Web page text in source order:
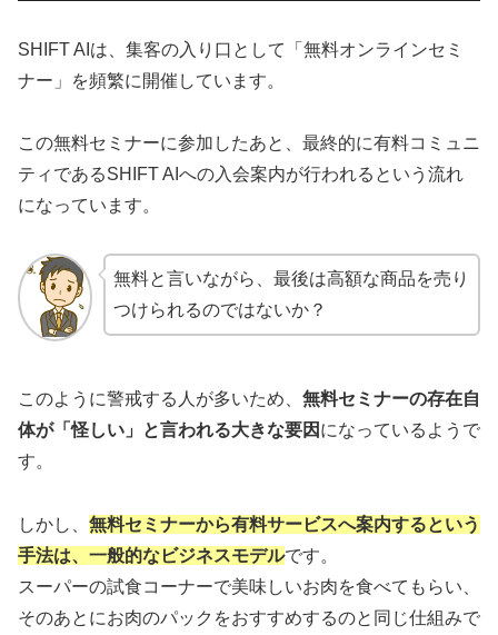
SHIFT AIは、集客の入り口として「無料オンラインセミ
ナー」を頻繁に開催しています。
この無料セミナーに参加したあと、最終的に有料コミュニ
ティであるSHIFT AIへの入会案内が行われるという流れ
になっています。
無料と言いながら、最後は高額な商品を売り
つけられるのではないか？
このように警戒する人が多いため、 無料セミナーの存在自
体が「怪しい」と言われる大きな要因 になっているようで
す。
しかし、 無料セミナーから有料サービスへ案内するという
手法は、一般的なビジネスモデルです。
スーパーの試食コーナーで美味しいお肉を食べてもらい、
そのあとにお肉のパックをおすすめするのと同じ仕組みで